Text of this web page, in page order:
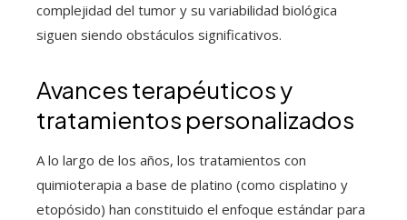
complejidad del tumor y su variabilidad biológica
siguen siendo obstáculos significativos.
Avances terapéuticos y
tratamientos personalizados
A lo largo de los años, los tratamientos con
quimioterapia a base de platino (como cisplatino y
etopósido) han constituido el enfoque estándar para